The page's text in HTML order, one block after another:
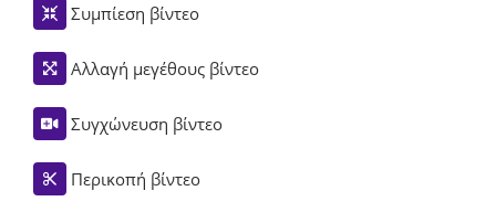
Συμπίεση βίντεο
Αλλαγή μεγέθους βίντεο
Συγχώνευση βίντεο
Περικοπή βίντεο